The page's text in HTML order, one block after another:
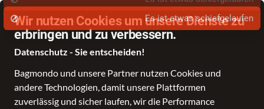
Wir nutzen Cookies um unsere Dienste zu
erbringen und zu verbessern.
Datenschutz - Sie entscheiden!
Bagmondo und unsere Partner nutzen Cookies und
andere Technologien, damit unsere Plattformen
zuverlässig und sicher laufen, wir die Performance
Taschen Koffer- und Reisetaschen Rucksäcke Accessoires